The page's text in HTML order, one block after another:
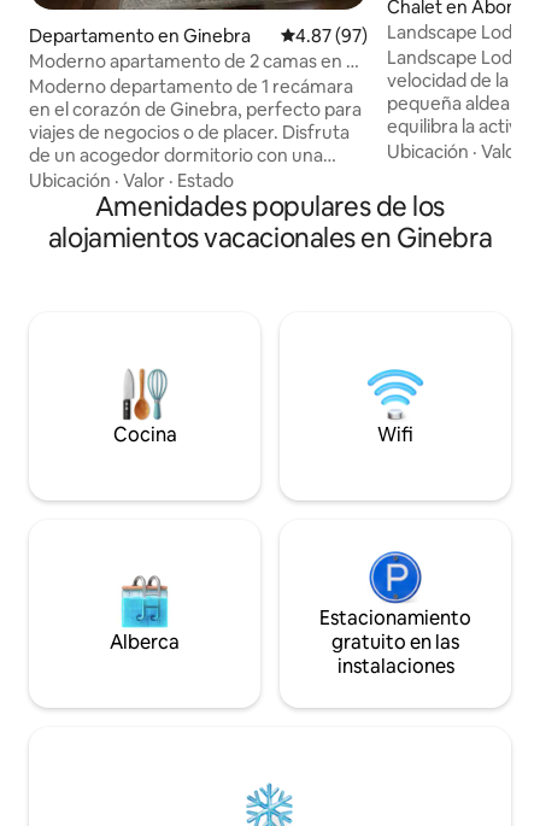
Departamento en Ginebra Calificación promedio: 4.87 de
4.87 (97)
Moderno apartamento de 2 camas en el
centro de Ginebra
Moderno departamento de 1 recámara
en el corazón de Ginebra, perfecto para
viajes de negocios o de placer. Disfruta
de un acogedor dormitorio con una
cómoda cama doble, una luminosa sala
de estar con sofá cama para 2 personas
y TV, una cocina totalmente equipada y
un elegante baño de mármol con ducha
Una estancia elegante y conveniente
para parejas, viajeros en solitario o viajes
de negocios.
Ubicación · Valor · Estado
Chalet en
Landscape
vistas increíbles
Landscape Lodge
velocidad de la
pequeña aldea
equilibra la
descanso y el
modernos con
tradicionales. Las
lujosamente
favorito, un
o la nieve.
Ubicación ·Valor
Amenidades populares de los
alojamientos vacacionales en Ginebra
Cocina Wifi
Alberca
Estacionamiento
gratuito en las
instalaciones